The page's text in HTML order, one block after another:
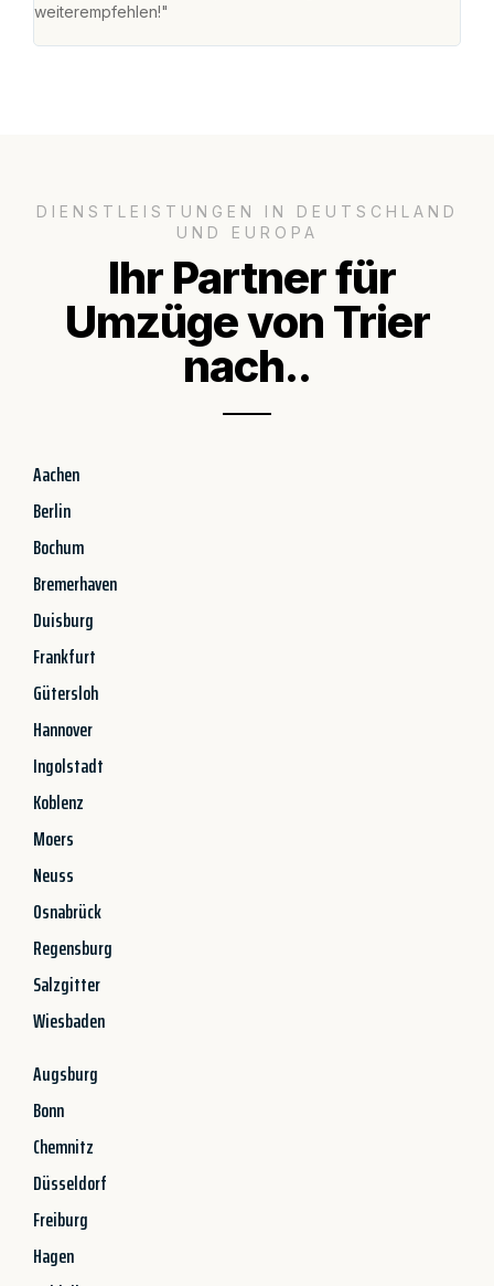
weiterempfehlen!"
DIENSTLEISTUNGEN IN DEUTSCHLAND
UND EUROPA
Ihr Partner für
Umzüge von Trier
nach..
Aachen
Berlin
Bochum
Bremerhaven
Duisburg
Frankfurt
Gütersloh
Hannover
Ingolstadt
Koblenz
Moers
Neuss
Osnabrück
Regensburg
Salzgitter
Wiesbaden
Augsburg
Bonn
Chemnitz
Düsseldorf
Freiburg
Hagen